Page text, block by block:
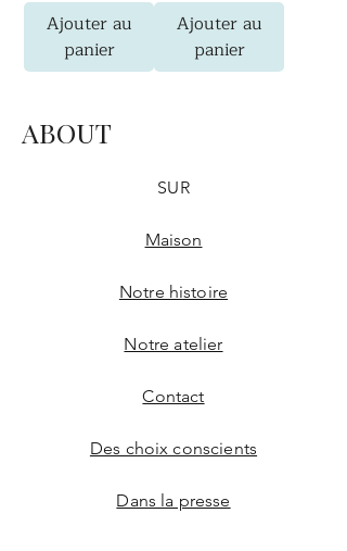
Ajouter au
panier
Ajouter au
panier
ABOUT
SUR
Maison
Notre histoire
Notre atelier
Contact
Des choix conscients
Dans la presse